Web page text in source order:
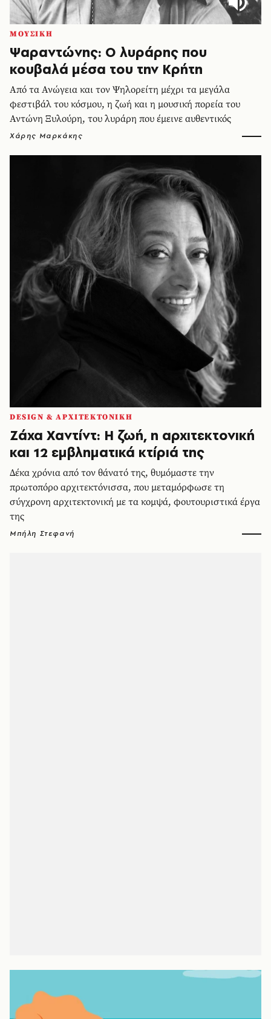
ΜΟΥΣΙΚΗ
Ψαραντώνης: Ο λυράρης που
κουβαλά μέσα του την Κρήτη
Από τα Ανώγεια και τον Ψηλορείτη μέχρι τα μεγάλα
φεστιβάλ του κόσμου, η ζωή και η μουσική πορεία του
Αντώνη Ξυλούρη, του λυράρη που έμεινε αυθεντικός
Χάρης Μαρκάκης
DESIGN & ΑΡΧΙΤΕΚΤΟΝΙΚΗ
Ζάχα Χαντίντ: Η ζωή, η αρχιτεκτονική
και 12 εμβληματικά κτίριά της
Δέκα χρόνια από τον θάνατό της, θυμόμαστε την
πρωτοπόρο αρχιτεκτόνισσα, που μεταμόρφωσε τη
σύγχρονη αρχιτεκτονική με τα κομψά, φουτουριστικά έργα
της
Μπήλη Στεφανή